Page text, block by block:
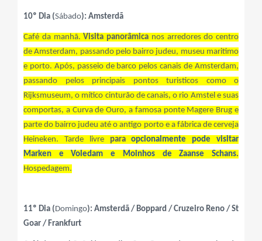
10º Dia (Sábado): Amsterdã
Café da manhã.Visita panorâmica nos arredores do centro
de Amsterdam, passando pelo bairro judeu, museu maritimo
e porto. Após, passeio de barco pelos canais de Amsterdam,
passando pelos principais pontos turisticos como o
Rijksmuseum, o mítico cinturão de canais, o rio Amstel e suas
comportas, a Curva de Ouro, a famosa ponte Magere Brug e
parte do bairro judeu até o antigo porto e a fábrica de cerveja
Heineken. Tarde livre paraopcionalmente pode visitar
Marken e Voledam e Moinhos de Zaanse Schans.
Hospedagem.
11º Dia (Domingo): Amsterdã / Boppard / Cruzeiro Reno / St
Goar / Frankfurt